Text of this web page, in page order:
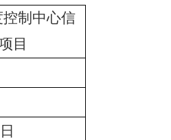
控制中心信
目